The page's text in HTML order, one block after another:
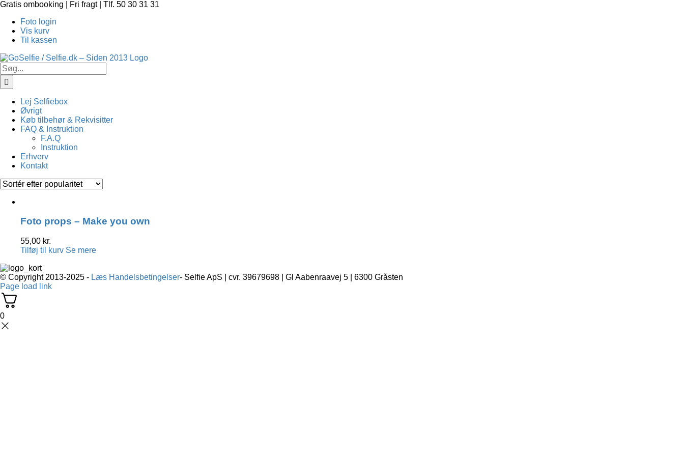
Skip
content
Gratis ombooking | Fri fragt | Tlf. 50 30 31 31
Foto login
Vis kurv
Til kassen
Søg
efter:
Lej Selfiebox
Øvrigt
Køb tilbehør & Rekvisitter
FAQ & Instruktion
F.A.Q
Instruktion
Erhverv
Kontakt
Foto props – Make you own
55,00 kr.
Tilføj til kurv Se mere
© Copyright 2013-2025 - Læs Handelsbetingelser- Selfie ApS | cvr. 39679698 | Gl Aabenraavej 5 | 6300 Gråsten
Page load link
0